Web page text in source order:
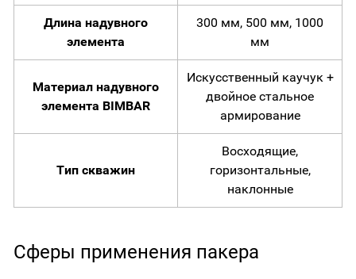
Длина надувного
элемента
300 мм, 500 мм, 1000
мм
Материал надувного
элемента BIMBAR
Искусственный каучук +
двойное стальное
армирование
Тип скважин
Восходящие,
горизонтальные,
наклонные
Сферы применения пакера